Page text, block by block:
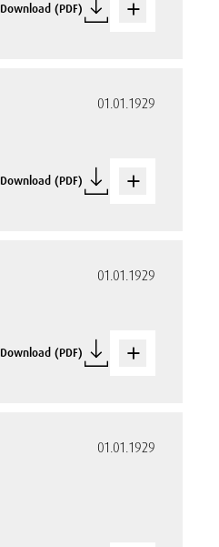
Download (PDF)
01.01.1929
Download (PDF)
01.01.1929
Download (PDF)
01.01.1929